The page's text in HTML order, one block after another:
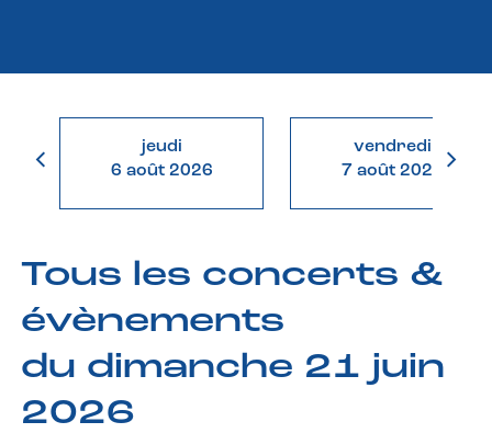
jeudi
6 août 2026
vendredi
7 août 2026
Tous les concerts &
évènements
du dimanche 21 juin
2026